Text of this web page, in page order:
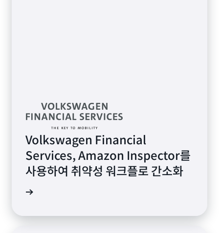
Volkswagen Financial
Services, Amazon Inspector를
사용하여 취약성 워크플로 간소화